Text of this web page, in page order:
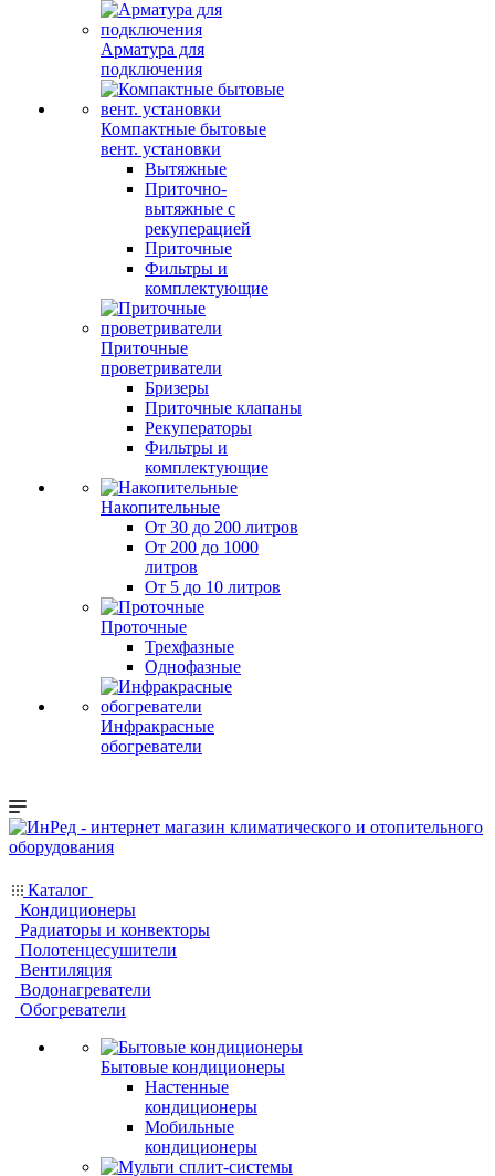
Арматура для
подключения
Компактные бытовые
вент. установки
Вытяжные
Приточно-
вытяжные с
рекуперацией
Приточные
Фильтры и
комплектующие
Приточные
проветриватели
Бризеры
Приточные клапаны
Рекуператоры
Фильтры и
комплектующие
Накопительные
От 30 до 200 литров
От 200 до 1000
литров
От 5 до 10 литров
Проточные
Трехфазные
Однофазные
Инфракрасные
обогреватели
Каталог
Кондиционеры
Радиаторы и конвекторы
Полотенцесушители
Вентиляция
Водонагреватели
Обогреватели
Бытовые кондиционеры
Настенные
кондиционеры
Мобильные
кондиционеры